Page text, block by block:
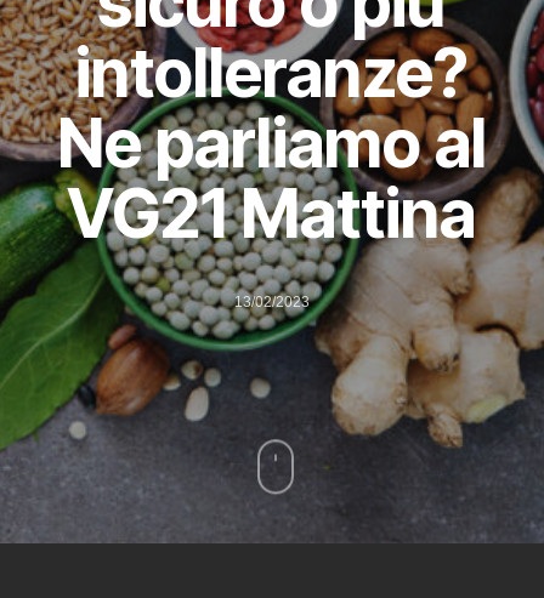
intolleranze?
Ne parliamo al
VG21 Mattina
13/02/2023